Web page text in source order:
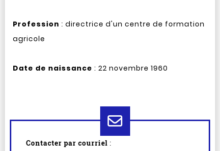
Contacter par courriel :
Profession : directrice d'un centre de formation
agricole
Date de naissance : 22 novembre 1960